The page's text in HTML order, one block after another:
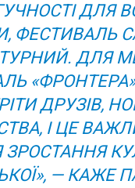
ДЛЯ
ФЕСТИВАЛЬ
ДЛЯ
ДРУЗІВ,
І ЦЕ
ЗРОСТАННЯ
— КАЖЕ